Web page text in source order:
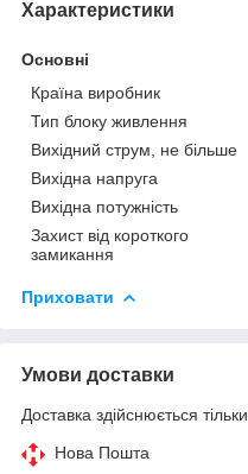
Характеристики
Основні
Країна виробник
Тип блоку живлення
Вихідний струм, не більше
Вихідна напруга
Вихідна потужність
Захист від короткого
замикання
Приховати
Умови доставки
Доставка здійснюється
Нова Пошта